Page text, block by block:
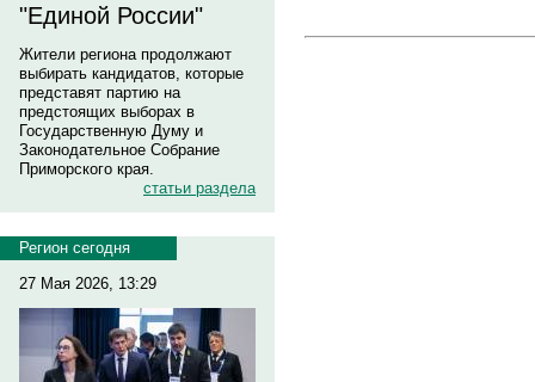
"Единой России"
Жители региона продолжают
выбирать кандидатов, которые
представят партию на
предстоящих выборах в
Государственную Думу и
Законодательное Собрание
Приморского края.
статьи раздела
Регион сегодня
27 Мая 2026, 13:29